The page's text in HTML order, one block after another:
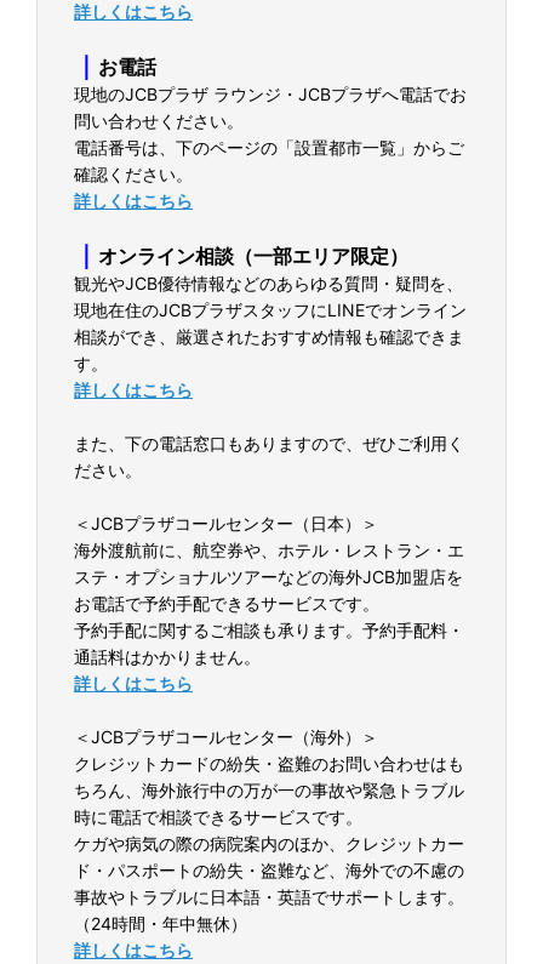
詳しくはこちら
｜ お電話
現地のJCBプラザ ラウンジ・JCBプラザへ電話でお
問い合わせください。
電話番号は、下のページの「設置都市一覧」からご
確認ください。
詳しくはこちら
｜ オンライン相談（一部エリア限定）
観光やJCB優待情報などのあらゆる質問・疑問を、
現地在住のJCBプラザスタッフにLINEでオンライン
相談ができ、厳選されたおすすめ情報も確認できま
す。
詳しくはこちら
また、下の電話窓口もありますので、ぜひご利用く
ださい。
＜JCBプラザコールセンター（日本）＞
海外渡航前に、航空券や、ホテル・レストラン・エ
ステ・オプショナルツアーなどの海外JCB加盟店を
お電話で予約手配できるサービスです。
予約手配に関するご相談も承ります。予約手配料・
通話料はかかりません。
詳しくはこちら
＜JCBプラザコールセンター（海外）＞
クレジットカードの紛失・盗難のお問い合わせはも
ちろん、海外旅行中の万が一の事故や緊急トラブル
時に電話で相談できるサービスです。
ケガや病気の際の病院案内のほか、クレジットカー
ド・パスポートの紛失・盗難など、海外での不慮の
事故やトラブルに日本語・英語でサポートします。
（24時間・年中無休）
詳しくはこちら